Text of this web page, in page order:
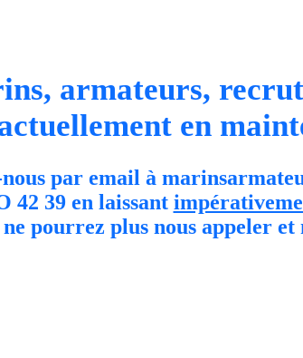
armateurs,
en
nous par email à
42 39 en laissant
pourrez plus nous appeler